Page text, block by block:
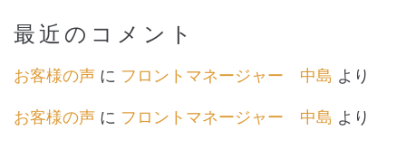
最近のコメント
お客様の声 に フロントマネージャー 中島 より
お客様の声 に フロントマネージャー 中島 より